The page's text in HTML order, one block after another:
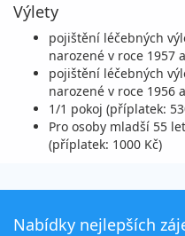
Výlety
pojištění léčebných
narozené v roce 1957
pojištění léčebných
narozené v roce 1956
1/1 pokoj (příplatek:
Pro osoby mladší 55
(příplatek: 1000 Kč)
Nabídky nejlepších